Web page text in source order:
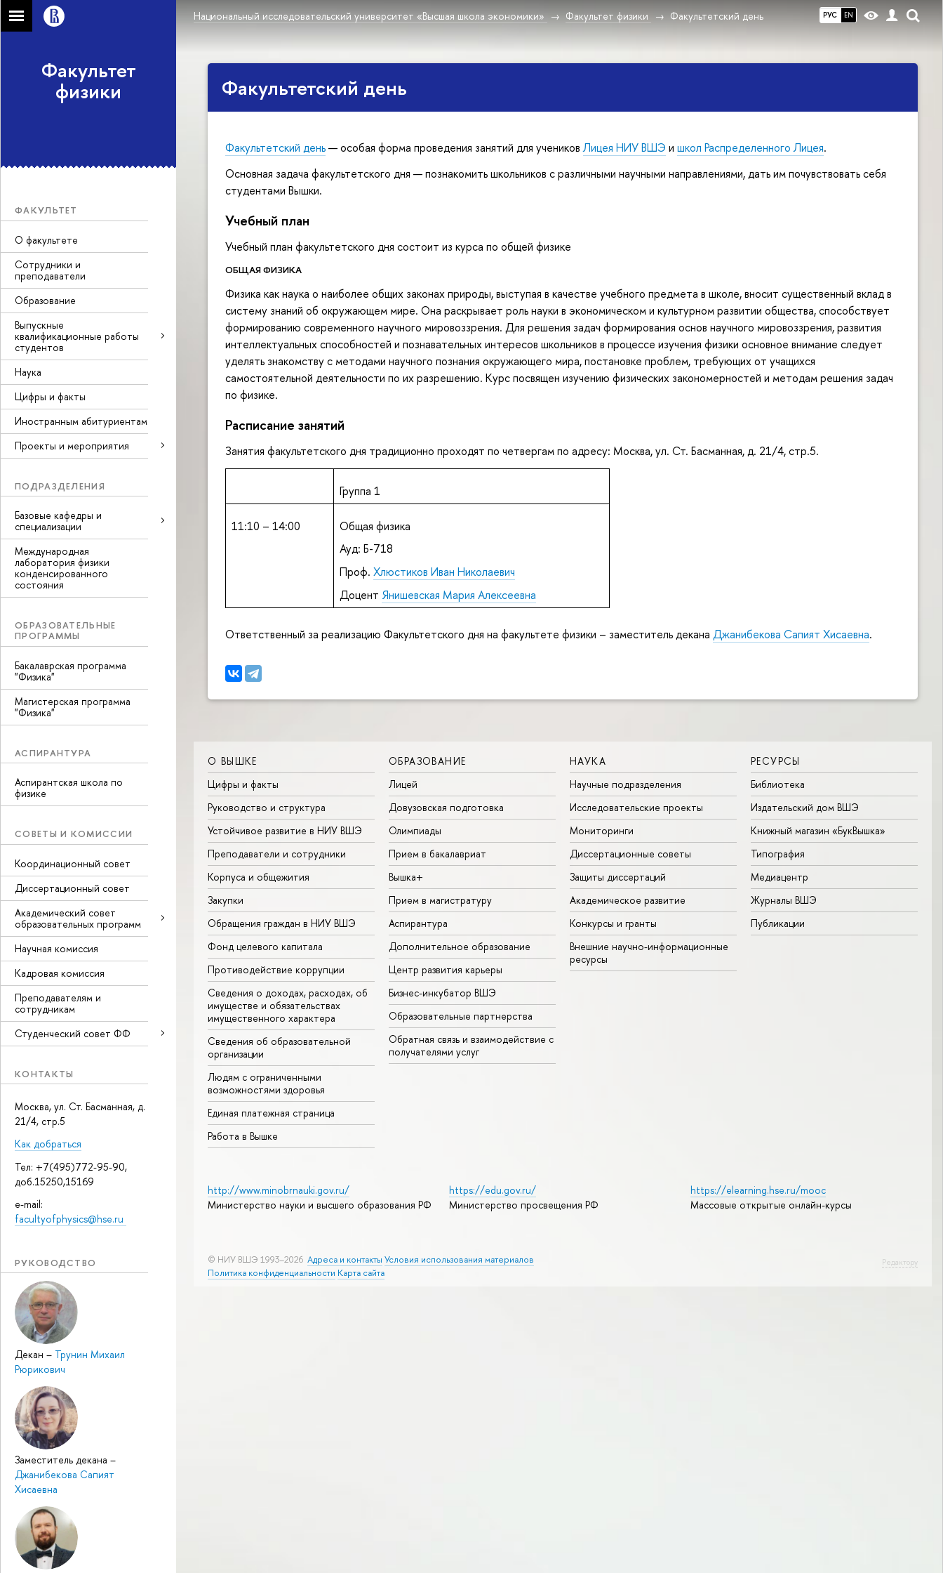
РУС EN
Национальный исследовательский университет «Высшая школа экономики» Факультет физики Факультетский день
Факультет
физики
ФАКУЛЬТЕТ
О факультете
Сотрудники и
преподаватели
Образование
Выпускные
квалификационные работы
студентов
Наука
Цифры и факты
Иностранным абитуриентам
Проекты и мероприятия
ПОДРАЗДЕЛЕНИЯ
Базовые кафедры и
специализации
Международная
лаборатория физики
конденсированного
состояния
ОБРАЗОВАТЕЛЬНЫЕ
ПРОГРАММЫ
Бакалаврская программа
"Физика"
Магистерская программа
"Физика"
АСПИРАНТУРА
Аспирантская школа по
физике
СОВЕТЫ И КОМИССИИ
Координационный совет
Диссертационный совет
Академический совет
образовательных программ
Научная комиссия
Кадровая комиссия
Преподавателям и
сотрудникам
Студенческий совет ФФ
КОНТАКТЫ
Москва, ул. Ст. Басманная, д.
21/4, стр.5
Как добраться
Тел: +7(495)772-95-90,
доб.15250,15169
e-mail:
facultyofphysics@hse.ru
РУКОВОДСТВО
Декан – Трунин Михаил
Рюрикович
Заместитель декана –
Джанибекова Сапият
Хисаевна
Факультетский день
Факультетский день— особая форма проведения занятий для учениковЛицея НИУ ВШЭ и школ Распределенного Лицея.
Основная задача факультетского дня — познакомить школьников с различными научными направлениями, дать им почувствовать себя
студентами Вышки.
Учебный план
Учебный план факультетского дня состоит из курса по общей физике
ОБЩАЯ ФИЗИКА
Физика как наука о наиболее общих законах природы, выступая в качестве учебного предмета в школе, вносит существенный вклад в
систему знаний об окружающем мире. Она раскрывает роль науки в экономическом и культурном развитии общества, способствует
формированию современного научного мировоззрения. Для решения задач формирования основ научного мировоззрения, развития
интеллектуальных способностей и познавательных интересов школьников в процессе изучения физики основное внимание следует
уделять знакомству с методами научного познания окружающего мира, постановке проблем, требующих от учащихся
самостоятельной деятельности по их разрешению. Курс посвящен изучению физических закономерностей и методам решения задач
по физике.
Расписание занятий
Занятия факультетского дня традиционно проходят по четвергам по адресу: Москва, ул. Ст. Басманная, д. 21/4, стр.5.
Группа 1
11:10 – 14:00
Общая физика
Ауд: Б-718
Проф. Хлюстиков Иван Николаевич
Доцент Янишевская Мария Алексеевна
Ответственный за реализацию Факультетского дня на факультете физики – заместитель декана Джанибекова Сапият Хисаевна.
О ВЫШКЕ
Цифры и факты
Руководство и структура
Устойчивое развитие в НИУ ВШЭ
Преподаватели и сотрудники
Корпуса и общежития
Закупки
Обращения граждан в НИУ ВШЭ
Фонд целевого капитала
Противодействие коррупции
Сведения о доходах, расходах, об
имуществе и обязательствах
имущественного характера
Сведения об образовательной
организации
Людям с ограниченными
возможностями здоровья
Единая платежная страница
Работа в Вышке
ОБРАЗОВАНИЕ
Лицей
Довузовская подготовка
Олимпиады
Прием в бакалавриат
Вышка+
Прием в магистратуру
Аспирантура
Дополнительное образование
Центр развития карьеры
Бизнес-инкубатор ВШЭ
Образовательные партнерства
Обратная связь и взаимодействие с
получателями услуг
НАУКА
Научные подразделения
Исследовательские проекты
Мониторинги
Диссертационные советы
Защиты диссертаций
Академическое развитие
Конкурсы и гранты
Внешние научно-информационные
ресурсы
РЕСУРСЫ
Библиотека
Издательский дом ВШЭ
Книжный магазин «БукВышка»
Типография
Медиацентр
Журналы ВШЭ
Публикации
http://www.minobrnauki.gov.ru/
Министерство науки и высшего образования РФ
https://edu.gov.ru/
Министерство просвещения РФ
https://elearning.hse.ru/mooc
Массовые открытые онлайн-курсы
© НИУ ВШЭ 1993–2026 Адреса и контакты Условия использования материалов
Политика конфиденциальности Карта сайта
Редактору